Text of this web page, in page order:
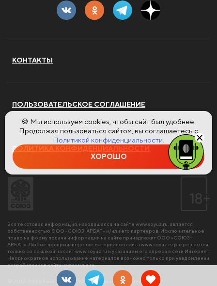
КОНТАКТЫ
ПОЛЬЗОВАТЕЛЬСКОЕ СОГЛАШЕНИЕ
ПОЛИТИКА КОНФИДЕНЦИАЛЬНОСТИ
Вся текстовая информация, находящаяся на сайте www.soyuz.ru , является
собственностью ООО «СОЮЗ-АРБАТ» и/или его партнеров. Исключительное
право на форму подачи информации на сайте принадлежит ООО «СОЮЗ-
АРБАТ». Любое воспроизведение материалов сайта www.soyuz.ru разрешается
только со ссылкой на сайтwww.soyuz.ru и указанием его адреса в сети Интернет.
Неоднократное использование материалов возможно только при уведомлении
разработчиков сайтаwww.soyuz.ru.
© 2017-2026 Компания «СОЮЗ». Все права защищены.
🍪 Мы используем cookies, чтобы сайт был удобнее.
Продолжая пользоваться сайтом, вы соглашаетесь с
Политикой конфиденциальности.
ХОРОШО